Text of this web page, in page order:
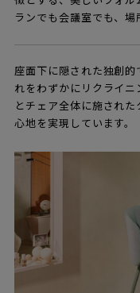
ランでも会議室でも、場
座面下に隠された独創
れをわずかにリクライ
とチェア全体に施され
心地を実現しています。